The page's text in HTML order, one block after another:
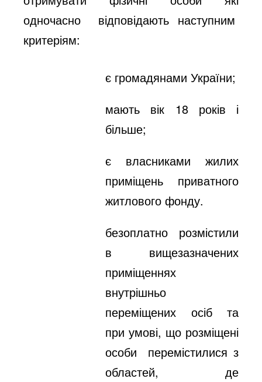
одночасно відповідають наступним
критеріям:
є громадянами України;
мають вік 18 років і
більше;
є власниками жилих
приміщень приватного
житлового фонду.
безоплатно розмістили
в вищезазначених
приміщеннях
внутрішньо
переміщених осіб та
при умові, що розміщені
особи перемістилися з
областей, де